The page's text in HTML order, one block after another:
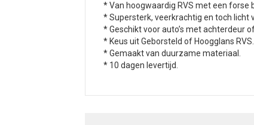
* Van hoogwaardig RVS met een forse
* Supersterk, veerkrachtig en toch licht
* Geschikt voor auto’s met achterdeur
* Keus uit Geborsteld of Hoogglans RVS.
* Gemaakt van duurzame materiaal.
* 10 dagen levertijd.